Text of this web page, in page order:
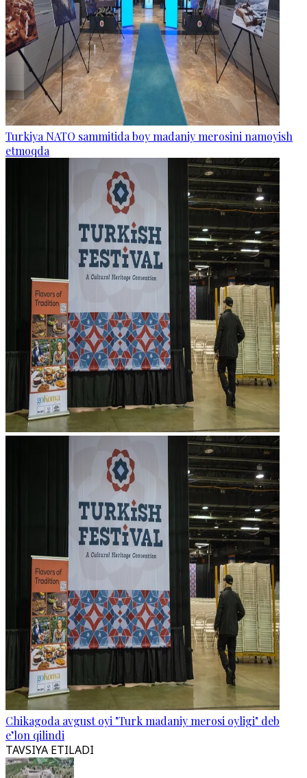
Turkiya NATO sammitida boy madaniy merosini namoyish
etmoqda
Chikagoda avgust oyi "Turk madaniy merosi oyligi" deb
e’lon qilindi
TAVSIYA ETILADI